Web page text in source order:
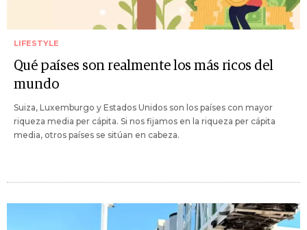
LIFESTYLE
Qué países son realmente los más ricos del
mundo
Suiza, Luxemburgo y Estados Unidos son los países con mayor
riqueza media per cápita. Si nos fijamos en la riqueza per cápita
media, otros países se sitúan en cabeza.